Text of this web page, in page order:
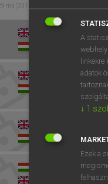
ms (331 db)
specialize
⚲ specialize
A
adatok
↓ 1
Ezek a
0 1